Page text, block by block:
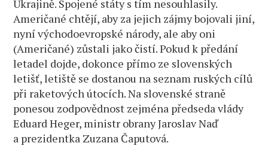
Ukrajině. Spojené státy s tím nesouhlasily.
Američané chtějí, aby za jejich zájmy bojovali jiní,
nyní východoevropské národy, ale aby oni
(Američané) zůstali jako čistí. Pokud k předání
letadel dojde, dokonce přímo ze slovenských
letišť, letiště se dostanou na seznam ruských cílů
při raketových útocích. Na slovenské straně
ponesou zodpovědnost zejména předseda vlády
Eduard Heger, ministr obrany Jaroslav Naď
a prezidentka Zuzana Čaputová.